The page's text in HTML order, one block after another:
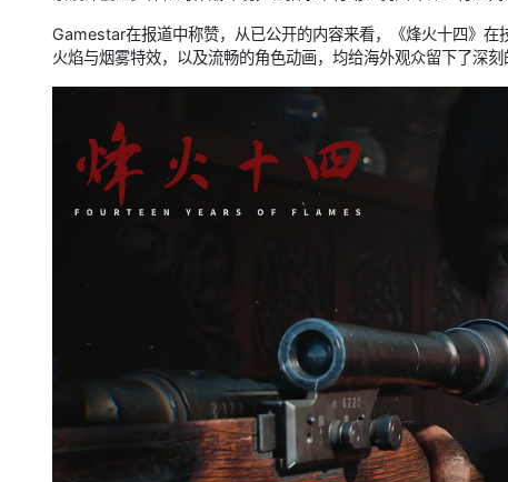
Gamestar在报道中称赞，从已公开的内容来看，《烽火十四》
火焰与烟雾特效，以及流畅的角色动画，均给海外观众留下了深刻